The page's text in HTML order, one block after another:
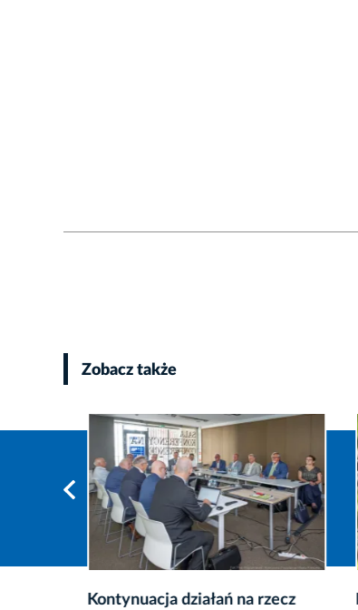
Zobacz także
Kontynuacja działań na rzecz